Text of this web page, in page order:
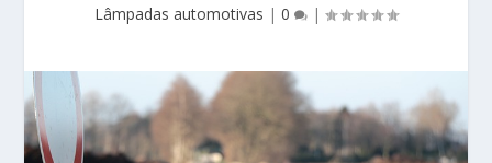
Lâmpadas automotivas | 0 |